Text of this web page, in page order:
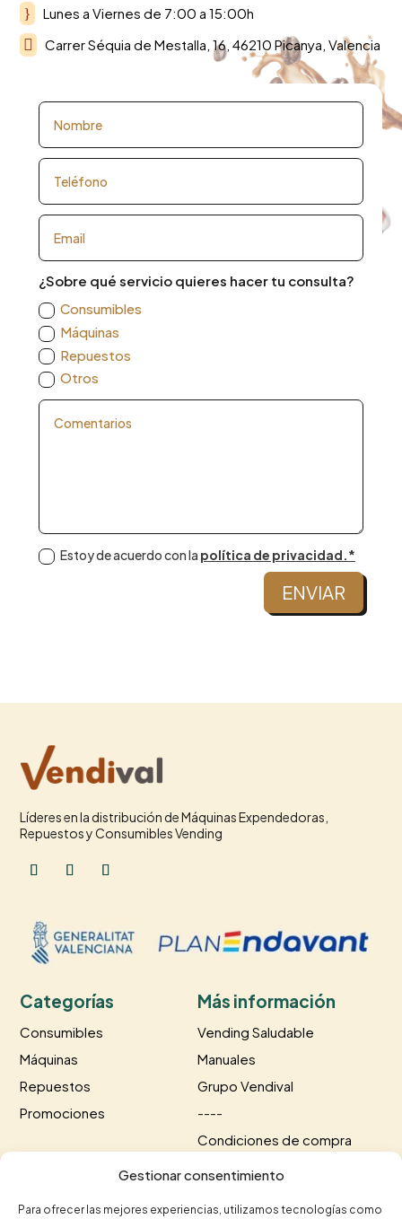
Gestionar consentimiento
Para ofrecer las mejores experiencias, utilizamos tecnologías como
} Lunes a Viernes de 7:00 a 15:00h
 Carrer Séquia de Mestalla, 16, 46210 Picanya, Valencia
¿Sobre qué servicio quieres hacer tu consulta?
Consumibles
Máquinas
Repuestos
Otros
Estoy de acuerdo con la política de privacidad.*
ENVIAR
Líderes en la distribución de Máquinas Expendedoras,
Repuestos y Consumibles Vending
Categorías
Consumibles
Máquinas
Repuestos
Promociones
Más información
Vending Saludable
Manuales
Grupo Vendival
----
Condiciones de compra
Información de envío